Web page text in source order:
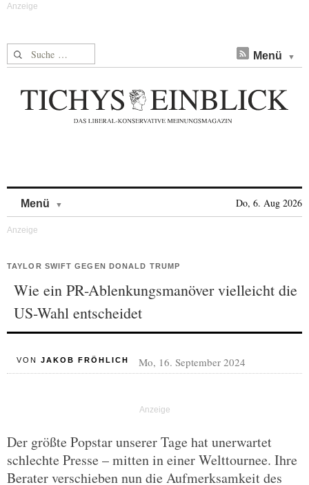
Suche nach: Menü
Menü Do, 6. Aug 2026
TAYLOR SWIFT GEGEN DONALD TRUMP
Wie ein PR-Ablenkungsmanöver vielleicht die
US-Wahl entscheidet
VON JAKOB FRÖHLICH Mo, 16. September 2024
Der größte Popstar unserer Tage hat unerwartet
schlechte Presse – mitten in einer Welttournee. Ihre
Berater verschieben nun die Aufmerksamkeit des